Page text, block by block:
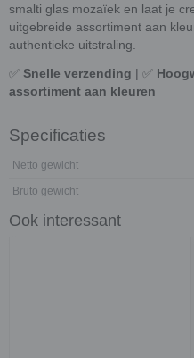
smalti glas mozaïek en laat je
uitgebreide assortiment aan
authentieke uitstraling.
✅ Snelle verzending | ✅
assortiment aan kleuren
Specificaties
Netto gewicht
Bruto gewicht
Ook interessant